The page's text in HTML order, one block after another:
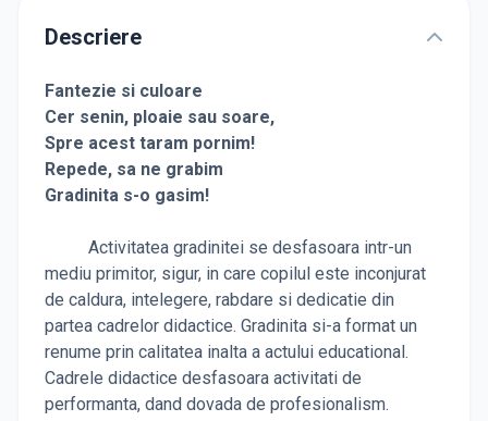
Descriere
Fantezie si culoare
Cer senin, ploaie sau soare,
Spre acest taram pornim!
Repede, sa ne grabim
Gradinita s-o gasim!
Activitatea gradinitei se desfasoara intr-un
mediu primitor, sigur, in care copilul este inconjurat
de caldura, intelegere, rabdare si dedicatie din
partea cadrelor didactice. Gradinita si-a format un
renume prin calitatea inalta a actului educational.
Cadrele didactice desfasoara activitati de
performanta, dand dovada de profesionalism.